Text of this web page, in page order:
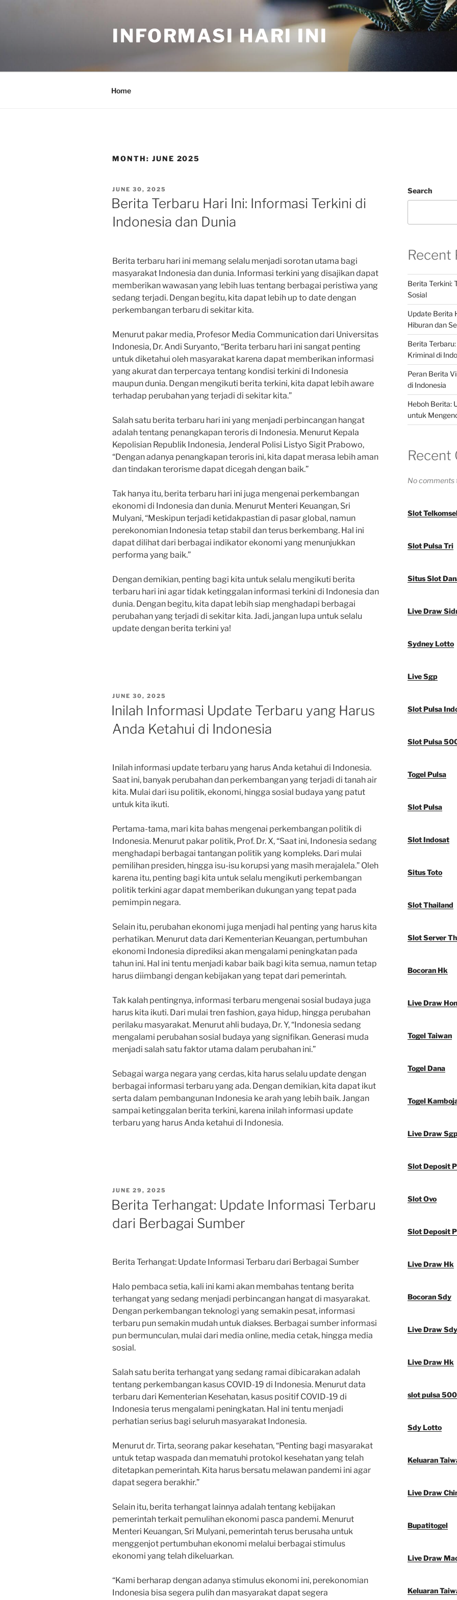
INFORMASI HARI INI
Home
MONTH: JUNE 2025
POSTED
ON
JUNE 30, 2025
Berita Terbaru Hari Ini: Informasi Terkini di
Indonesia dan Dunia
Berita terbaru hari ini memang selalu menjadi sorotan utama bagi
masyarakat Indonesia dan dunia. Informasi terkini yang disajikan dapat
memberikan wawasan yang lebih luas tentang berbagai peristiwa yang
sedang terjadi. Dengan begitu, kita dapat lebih up to date dengan
perkembangan terbaru di sekitar kita.
Menurut pakar media, Profesor Media Communication dari Universitas
Indonesia, Dr. Andi Suryanto, “Berita terbaru hari ini sangat penting
untuk diketahui oleh masyarakat karena dapat memberikan informasi
yang akurat dan terpercaya tentang kondisi terkini di Indonesia
maupun dunia. Dengan mengikuti berita terkini, kita dapat lebih aware
terhadap perubahan yang terjadi di sekitar kita.”
Salah satu berita terbaru hari ini yang menjadi perbincangan hangat
adalah tentang penangkapan teroris di Indonesia. Menurut Kepala
Kepolisian Republik Indonesia, Jenderal Polisi Listyo Sigit Prabowo,
“Dengan adanya penangkapan teroris ini, kita dapat merasa lebih aman
dan tindakan terorisme dapat dicegah dengan baik.”
Tak hanya itu, berita terbaru hari ini juga mengenai perkembangan
ekonomi di Indonesia dan dunia. Menurut Menteri Keuangan, Sri
Mulyani, “Meskipun terjadi ketidakpastian di pasar global, namun
perekonomian Indonesia tetap stabil dan terus berkembang. Hal ini
dapat dilihat dari berbagai indikator ekonomi yang menunjukkan
performa yang baik.”
Dengan demikian, penting bagi kita untuk selalu mengikuti berita
terbaru hari ini agar tidak ketinggalan informasi terkini di Indonesia dan
dunia. Dengan begitu, kita dapat lebih siap menghadapi berbagai
perubahan yang terjadi di sekitar kita. Jadi, jangan lupa untuk selalu
update dengan berita terkini ya!
POSTED
JUNE 30, 2025
Inilah Informasi Update Terbaru yang Harus
Anda Ketahui di Indonesia
Inilah informasi update terbaru yang harus Anda ketahui di Indonesia.
Saat ini, banyak perubahan dan perkembangan yang terjadi di tanah air
kita. Mulai dari isu politik, ekonomi, hingga sosial budaya yang patut
untuk kita ikuti.
Pertama-tama, mari kita bahas mengenai perkembangan politik di
Indonesia. Menurut pakar politik, Prof. Dr. X, “Saat ini, Indonesia sedang
menghadapi berbagai tantangan politik yang kompleks. Dari mulai
pemilihan presiden, hingga isu-isu korupsi yang masih merajalela.” Oleh
karena itu, penting bagi kita untuk selalu mengikuti perkembangan
politik terkini agar dapat memberikan dukungan yang tepat pada
pemimpin negara.
Selain itu, perubahan ekonomi juga menjadi hal penting yang harus kita
perhatikan. Menurut data dari Kementerian Keuangan, pertumbuhan
ekonomi Indonesia diprediksi akan mengalami peningkatan pada
tahun ini. Hal ini tentu menjadi kabar baik bagi kita semua, namun tetap
harus diimbangi dengan kebijakan yang tepat dari pemerintah.
Tak kalah pentingnya, informasi terbaru mengenai sosial budaya juga
harus kita ikuti. Dari mulai tren fashion, gaya hidup, hingga perubahan
perilaku masyarakat. Menurut ahli budaya, Dr. Y, “Indonesia sedang
mengalami perubahan sosial budaya yang signifikan. Generasi muda
menjadi salah satu faktor utama dalam perubahan ini.”
Sebagai warga negara yang cerdas, kita harus selalu update dengan
berbagai informasi terbaru yang ada. Dengan demikian, kita dapat ikut
serta dalam pembangunan Indonesia ke arah yang lebih baik. Jangan
sampai ketinggalan berita terkini, karena inilah informasi update
terbaru yang harus Anda ketahui di Indonesia.
POSTED
ON
JUNE 29, 2025
Berita Terhangat: Update Informasi Terbaru
dari Berbagai Sumber
Berita Terhangat: Update Informasi Terbaru dari Berbagai Sumber
Halo pembaca setia, kali ini kami akan membahas tentang berita
terhangat yang sedang menjadi perbincangan hangat di masyarakat.
Dengan perkembangan teknologi yang semakin pesat, informasi
terbaru pun semakin mudah untuk diakses. Berbagai sumber informasi
pun bermunculan, mulai dari media online, media cetak, hingga media
sosial.
Salah satu berita terhangat yang sedang ramai dibicarakan adalah
tentang perkembangan kasus COVID-19 di Indonesia. Menurut data
terbaru dari Kementerian Kesehatan, kasus positif COVID-19 di
Indonesia terus mengalami peningkatan. Hal ini tentu menjadi
perhatian serius bagi seluruh masyarakat Indonesia.
Menurut dr. Tirta, seorang pakar kesehatan, “Penting bagi masyarakat
untuk tetap waspada dan mematuhi protokol kesehatan yang telah
ditetapkan pemerintah. Kita harus bersatu melawan pandemi ini agar
dapat segera berakhir.”
Selain itu, berita terhangat lainnya adalah tentang kebijakan
pemerintah terkait pemulihan ekonomi pasca pandemi. Menurut
Menteri Keuangan, Sri Mulyani, pemerintah terus berusaha untuk
menggenjot pertumbuhan ekonomi melalui berbagai stimulus
ekonomi yang telah dikeluarkan.
“Kami berharap dengan adanya stimulus ekonomi ini, perekonomian
Indonesia bisa segera pulih dan masyarakat dapat segera
Search
Recent
Berita Terkini:
Sosial
Update Berita
Hiburan dan
Berita
Kriminal di
Peran Berita
di Indonesia
Heboh Berita:
untuk
Recent
No comments
Slot
Slot Pulsa Tri
Situs Slot
Live Draw
Sydney Lotto
Live Sgp
Slot Pulsa
Slot Pulsa
Togel Pulsa
Slot Pulsa
Slot Indosat
Situs Toto
Slot Thailand
Slot Server
Bocoran Hk
Live Draw
Togel Taiwan
Togel Dana
Togel
Live Draw
Slot Deposit
Slot Ovo
Slot Deposit
Live Draw Hk
Bocoran Sdy
Live Draw Sdy
Live Draw Hk
slot pulsa
Sdy Lotto
Keluaran
Live Draw
Bupatitogel
Live Draw
Keluaran